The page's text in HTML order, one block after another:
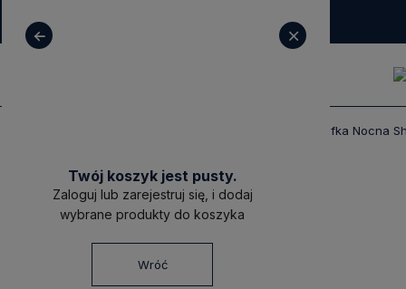
sklep@decoratore.pl
Twój koszyk jest pusty.
Zaloguj lub zarejestruj się, i dodaj
wybrane produkty do koszyka
Wróć
Szafka Nocna